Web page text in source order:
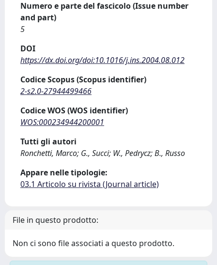
Numero e parte del fascicolo (Issue number
and part)
5
DOI
https://dx.doi.org/doi:10.1016/j.ins.2004.08.012
Codice Scopus (Scopus identifier)
2-s2.0-27944499466
Codice WOS (WOS identifier)
WOS:000234944200001
Tutti gli autori
Ronchetti, Marco; G., Succi; W., Pedrycz; B., Russo
Appare nelle tipologie:
03.1 Articolo su rivista (Journal article)
File in questo prodotto:
Non ci sono file associati a questo prodotto.